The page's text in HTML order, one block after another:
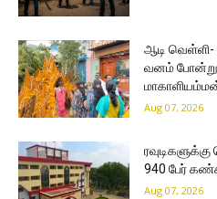
ஆடி வெள்ளி-
வனம் போன்று
Aug 07, 2026
940 பேர்
Aug 07, 2026